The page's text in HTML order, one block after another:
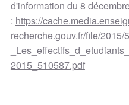
d'information du 8
: https://
recherche.gouv.fr/file/2015/
2015_510587.pdf